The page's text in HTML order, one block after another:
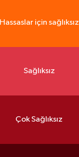
Hassaslar için sağlıksız
Sağlıksız
Çok Sağlıksız